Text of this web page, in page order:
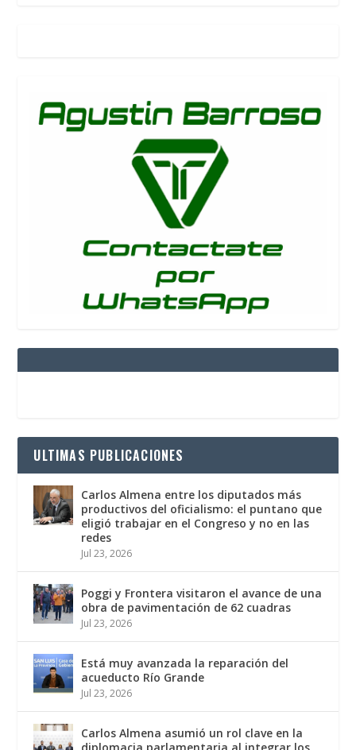
ULTIMAS PUBLICACIONES
Carlos Almena entre los diputados más
productivos del oficialismo: el puntano que
eligió trabajar en el Congreso y no en las
redes
Jul 23, 2026
Poggi y Frontera visitaron el avance de una
obra de pavimentación de 62 cuadras
Jul 23, 2026
Está muy avanzada la reparación del
acueducto Río Grande
Jul 23, 2026
Carlos Almena asumió un rol clave en la